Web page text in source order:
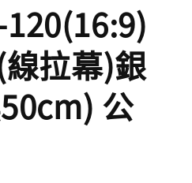
120(16:9)
拉幕)銀
公